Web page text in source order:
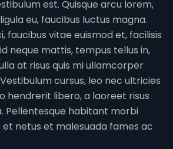
est. Quisque arcu lorem,
eu, faucibus luctus magna.
faucibus vitae euismod et, facilisis
neque mattis, tempus tellus in,
at risus quis mi ullamcorper
cursus, leo nec ultricies
hendrerit libero, a laoreet risus
Pellentesque habitant morbi
netus et malesuada fames ac